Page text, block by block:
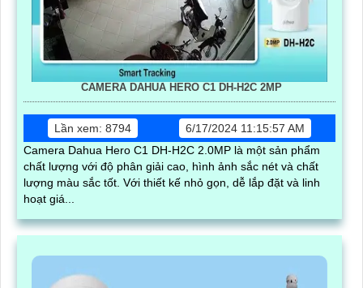
CAMERA DAHUA HERO C1 DH-H2C 2MP
Lần xem: 8794
6/17/2024 11:15:57 AM
Camera Dahua Hero C1 DH-H2C 2.0MP là một sản phẩm
chất lượng với độ phân giải cao, hình ảnh sắc nét và chất
lượng màu sắc tốt. Với thiết kế nhỏ gọn, dễ lắp đặt và linh
hoạt giá...